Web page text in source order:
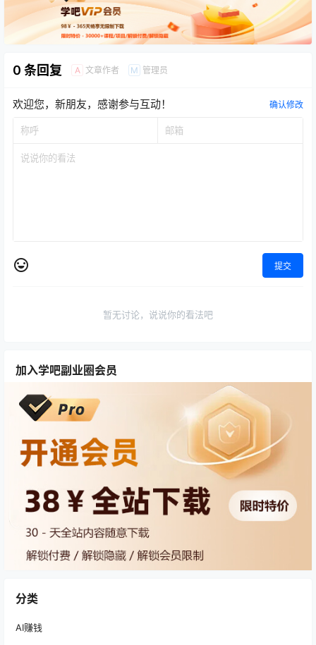
0 条回复 A 文章作者 M 管理员
欢迎您，新朋友，感谢参与互动！ 确认修改
提交
暂无讨论，说说你的看法吧
加入学吧副业圈会员
分类
AI赚钱